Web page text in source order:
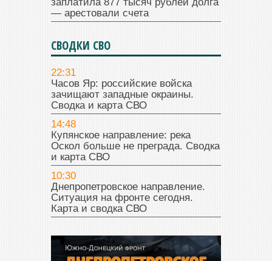
— арестовали счета
СВОДКИ СВО
22:31
Часов Яр: российские войска
зачищают западные окраины.
Сводка и карта СВО
14:48
Купянское направление: река
Оскол больше не преграда. Сводка
и карта СВО
10:30
Днепропетровское направление.
Ситуация на фронте сегодня.
Карта и сводка СВО